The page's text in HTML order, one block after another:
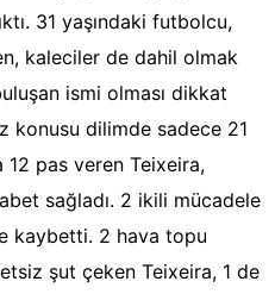
31 yaşındaki futbolcu,
kaleciler de dahil olmak
ismi olması dikkat
konusu dilimde sadece 21
pas veren Teixeira,
sağladı. 2 ikili mücadele
kaybetti. 2 hava topu
şut çeken Teixeira, 1 de